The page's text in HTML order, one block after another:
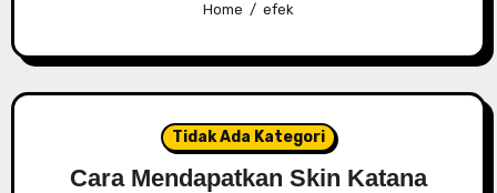
Home efek
Tidak Ada Kategori
Cara Mendapatkan Skin Katana